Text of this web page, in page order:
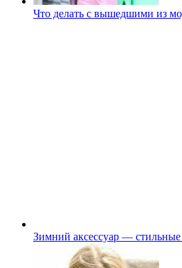
Что делать с вышедшими из
Зимний аксессуар —